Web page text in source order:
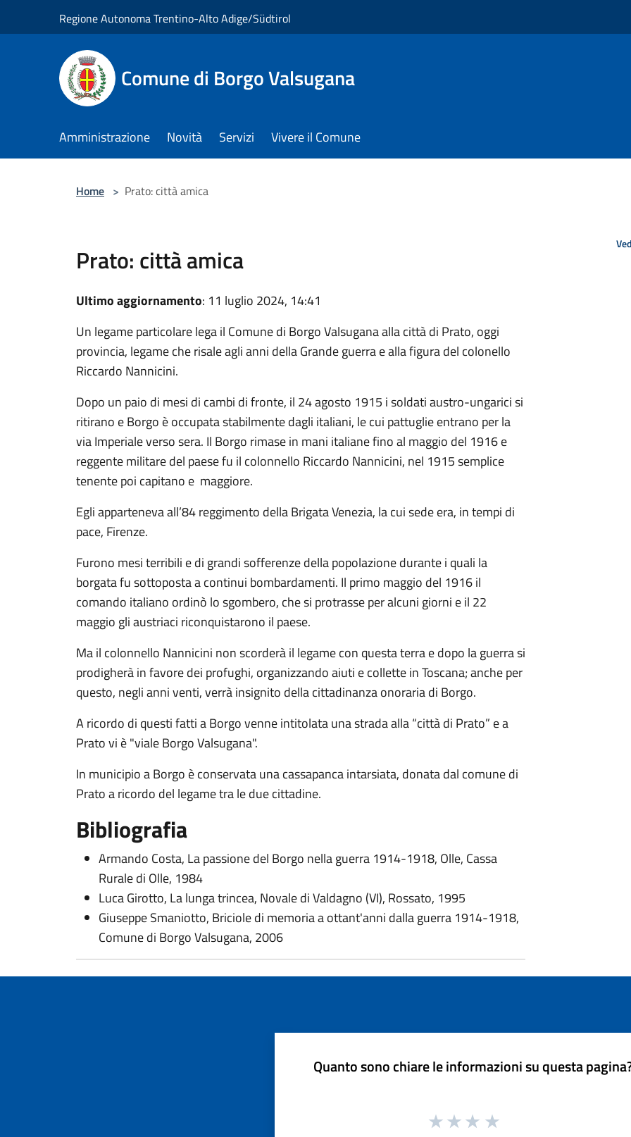
Regione Autonoma Trentino-Alto Adige/Südtirol
Comune di Borgo Valsugana
Amministrazione Novità Servizi Vivere il Comune
Home > Prato: città amica
Prato: città amica
Ultimo aggiornamento: 11 luglio 2024, 14:41
Un legame particolare lega il Comune di Borgo Valsugana alla città di Prato, oggi
provincia, legame che risale agli anni della Grande guerra e alla figura del colonello
Riccardo Nannicini.
Dopo un paio di mesi di cambi di fronte, il 24 agosto 1915 i soldati austro-ungarici si
ritirano e Borgo è occupata stabilmente dagli italiani, le cui pattuglie entrano per la
via Imperiale verso sera. Il Borgo rimase in mani italiane fino al maggio del 1916 e
reggente militare del paese fu il colonnello Riccardo Nannicini, nel 1915 semplice
tenente poi capitano e maggiore.
Egli apparteneva all’84 reggimento della Brigata Venezia, la cui sede era, in tempi di
pace, Firenze.
Furono mesi terribili e di grandi sofferenze della popolazione durante i quali la
borgata fu sottoposta a continui bombardamenti. Il primo maggio del 1916 il
comando italiano ordinò lo sgombero, che si protrasse per alcuni giorni e il 22
maggio gli austriaci riconquistarono il paese.
Ma il colonnello Nannicini non scorderà il legame con questa terra e dopo la guerra si
prodigherà in favore dei profughi, organizzando aiuti e collette in Toscana; anche per
questo, negli anni venti, verrà insignito della cittadinanza onoraria di Borgo.
A ricordo di questi fatti a Borgo venne intitolata una strada alla “città di Prato” e a
Prato vi è "viale Borgo Valsugana".
In municipio a Borgo è conservata una cassapanca intarsiata, donata dal comune di
Prato a ricordo del legame tra le due cittadine.
Bibliografia
Armando Costa, La passione del Borgo nella guerra 1914-1918, Olle, Cassa
Rurale di Olle, 1984
Luca Girotto, La lunga trincea, Novale di Valdagno (VI), Rossato, 1995
Giuseppe Smaniotto, Briciole di memoria a ottant'anni dalla guerra 1914-1918,
Comune di Borgo Valsugana, 2006
Quanto sono chiare le informazioni su questa